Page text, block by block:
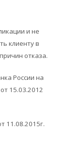
и не
клиенту в
отказа.
России на
15.03.2012
11.08.2015г.